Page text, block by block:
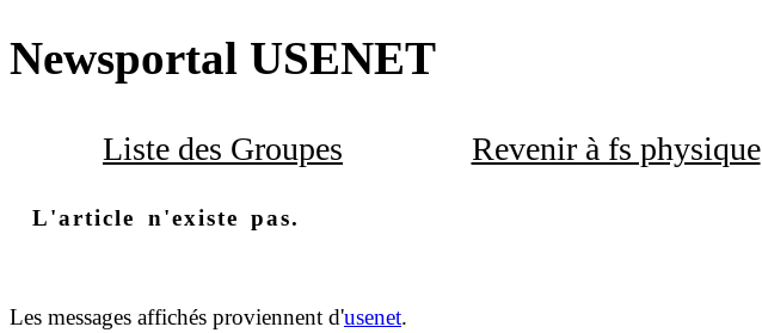
Newsportal USENET
Liste des Groupes Revenir à fs physique
L'article n'existe pas.
Les messages affichés proviennent d'usenet.